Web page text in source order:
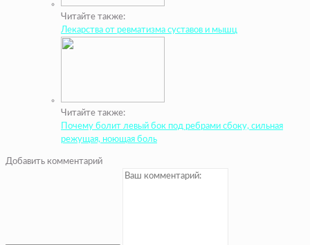
Читайте также:
Лекарства от ревматизма суставов и мышц
Читайте также:
Почему болит левый бок под ребрами сбоку, сильная
режущая, ноющая боль
Добавить комментарий